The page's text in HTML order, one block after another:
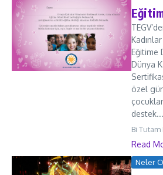
Eğitime
Dünya
özel
destek...
Bi Tutam
Read
Neler